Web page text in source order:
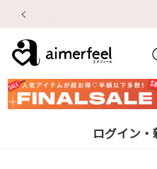
ログイン